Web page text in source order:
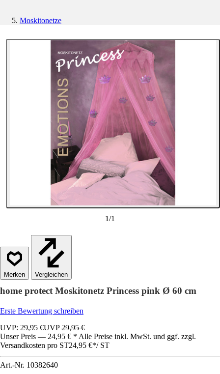
Moskitonetze
1/1
Vergleichen
home protect Moskitonetz Princess pink Ø 60 cm
Erste Bewertung schreiben
UVP: 29,95 €UVP29,95 €
Unser Preis — 24,95 € * Alle Preise inkl. MwSt. und ggf. zzgl.
Versandkosten pro ST24,95 €*/ ST
Art.-Nr. 10382640